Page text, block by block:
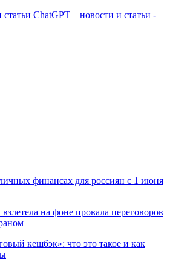
ChatGPT – новости и статьи -
финансах для россиян с 1 июня
на фоне провала переговоров
кешбэк»: что это такое и как